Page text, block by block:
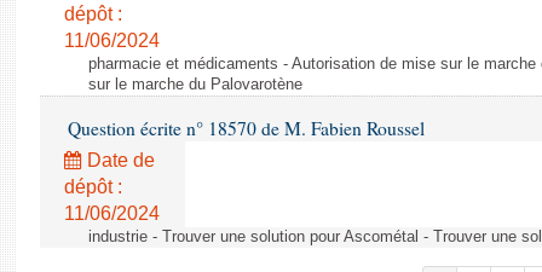
dépôt :
11/06/2024
pharmacie et médicaments - Autorisation de mise sur le
sur le marche du Palovarotène
Question écrite n° 18570 de M. Fabien Roussel
Date de
dépôt :
11/06/2024
industrie - Trouver une solution pour Ascométal - Trouver une